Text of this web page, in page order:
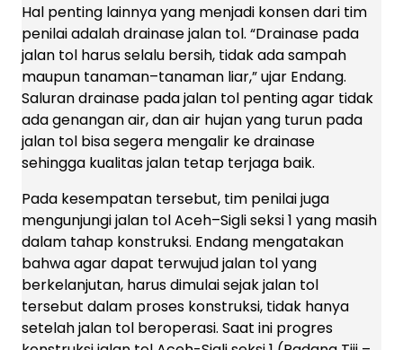
Hal penting lainnya yang menjadi konsen dari tim
penilai adalah drainase jalan tol. “Drainase pada
jalan tol harus selalu bersih, tidak ada sampah
maupun tanaman–tanaman liar,” ujar Endang.
Saluran drainase pada jalan tol penting agar tidak
ada genangan air, dan air hujan yang turun pada
jalan tol bisa segera mengalir ke drainase
sehingga kualitas jalan tetap terjaga baik.
Pada kesempatan tersebut, tim penilai juga
mengunjungi jalan tol Aceh–Sigli seksi 1 yang masih
dalam tahap konstruksi. Endang mengatakan
bahwa agar dapat terwujud jalan tol yang
berkelanjutan, harus dimulai sejak jalan tol
tersebut dalam proses konstruksi, tidak hanya
setelah jalan tol beroperasi. Saat ini progres